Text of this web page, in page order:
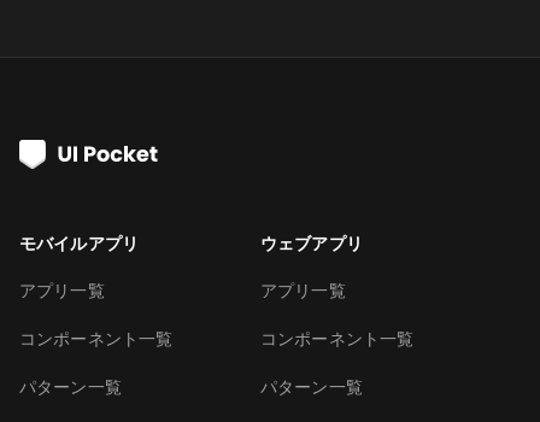
モバイルアプリ
アプリ一覧
コンポーネント一覧
パターン一覧
ウェブアプリ
アプリ一覧
コンポーネント一覧
パターン一覧